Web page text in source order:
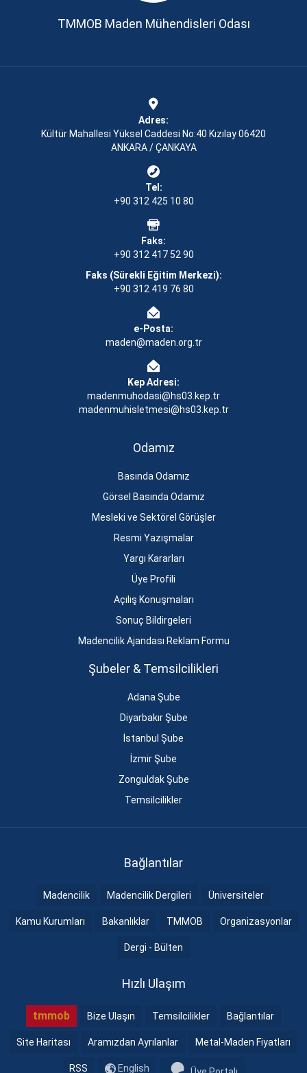
TMMOB Maden Mühendisleri Odası
Adres:
Kültür Mahallesi Yüksel Caddesi No:40 Kızılay 06420
ANKARA / ÇANKAYA
Tel:
+90 312 425 10 80
Faks:
+90 312 417 52 90
Faks (Sürekli Eğitim Merkezi):
+90 312 419 76 80
e-Posta:
maden@maden.org.tr
Kep Adresi:
madenmuhodasi@hs03.kep.tr
madenmuhisletmesi@hs03.kep.tr
Odamız
Basında Odamız
Görsel Basında Odamız
Mesleki ve Sektörel Görüşler
Resmi Yazışmalar
Yargı Kararları
Üye Profili
Açılış Konuşmaları
Sonuç Bildirgeleri
Madencilik Ajandası Reklam Formu
Şubeler & Temsilcilikleri
Adana Şube
Diyarbakır Şube
İstanbul Şube
İzmir Şube
Zonguldak Şube
Temsilcilikler
Bağlantılar
Madencilik Madencilik Dergileri Üniversiteler
Kamu Kurumları Bakanlıklar TMMOB Organizasyonlar
Dergi - Bülten
Hızlı Ulaşım
tmmob Bize Ulaşın Temsilcilikler Bağlantılar
Site Haritası Aramızdan Ayrılanlar Metal-Maden Fiyatları
RSS English